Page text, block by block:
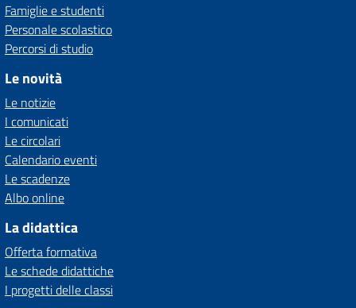
Famiglie e studenti
Personale scolastico
Percorsi di studio
Le novità
Le notizie
I comunicati
Le circolari
Calendario eventi
Le scadenze
Albo online
La didattica
Offerta formativa
Le schede didattiche
I progetti delle classi